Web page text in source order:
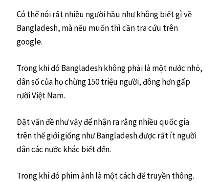
Có thể nói rất nhiều người hầu như không biết gì về
Bangladesh, mà nếu muốn thì cần tra cứu trên
google.
Trong khi đó Bangladesh không phải là một nước nhỏ,
dân số của họ chừng 150 triệu người, đông hơn gấp
rưỡi Việt Nam.
Đặt vấn đề như vậy để nhận ra rằng nhiều quốc gia
trên thế giới giống như Bangladesh được rất ít người
dân các nước khác biết đến.
Trong khi đó phim ảnh là một cách để truyền thông.